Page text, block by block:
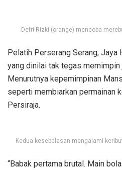
Defri Rizki (orange) mencoba
Pelatih Perserang Serang,
yang dinilai tak tegas memimpin
Menurutnya kepemimpinan
seperti membiarkan permainan
Persiraja.
Kedua kesebelasan mengalami
“Babak pertama brutal. Main